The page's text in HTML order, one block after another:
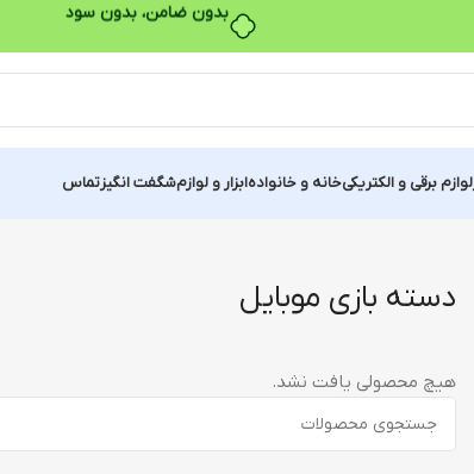
بدون ضامن، بدون سود
لوازم برقی و الکتریکیخانه و خانوادهابزار و لوازمشگفت انگیزتماس
دسته بازی موبایل
هیچ محصولی یافت نشد.